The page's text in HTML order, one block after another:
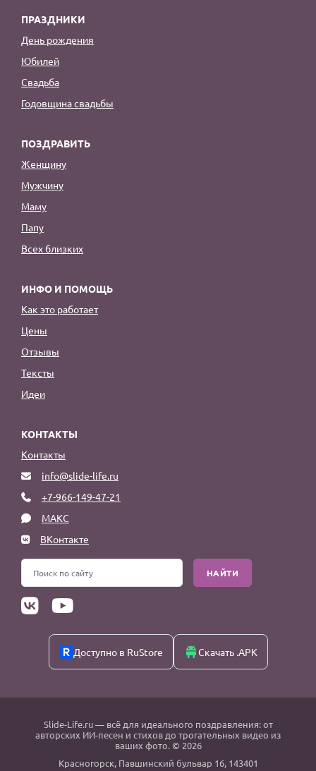
ПРАЗДНИКИ
День рождения
Юбилей
Свадьба
Годовщина свадьбы
ПОЗДРАВИТЬ
Женщину
Мужчину
Маму
Папу
Всех близких
ИНФО И ПОМОЩЬ
Как это работает
Цены
Отзывы
Тексты
Идеи
КОНТАКТЫ
Контакты
info@slide-life.ru
+7-966-149-47-21
МАКС
ВКонтакте
НАЙТИ
Доступно в RuStore Скачать .APK
Slide-Life.ru— всё для идеального поздравления: от
авторских ИИ-песен и стихов до трогательных видео из
ваших фото. © 2026
Красногорск, Павшинский бульвар 16, 143401